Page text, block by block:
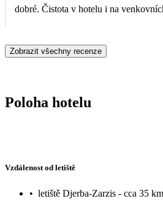
dobré. Čistota v hotelu i na
Zobrazit všechny recenze
Poloha hotelu
Vzdálenost od letiště
• letiště Djerba-Zarzis - cca 35 km